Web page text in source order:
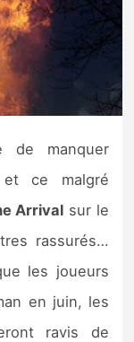
de manquer
et ce malgré
Arrival sur le
rassurés…
les joueurs
en juin, les
ravis de